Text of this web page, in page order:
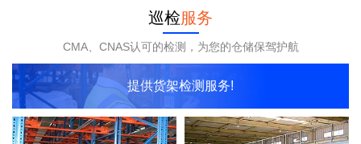
巡检服务
CMA、CNAS认可的检测，为您的仓储保驾护航
提供货架检测服务!